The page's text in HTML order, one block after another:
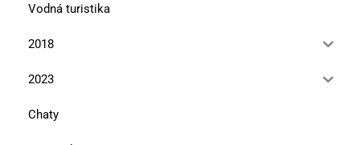
Vodná turistika
2018
2023
Chaty